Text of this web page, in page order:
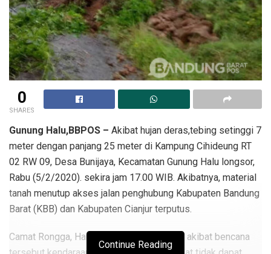
0
SHARES
Gunung Halu,BBPOS – Akibat hujan deras,tebing setinggi 7
meter dengan panjang 25 meter di Kampung Cihideung RT
02 RW 09, Desa Bunijaya, Kecamatan Gunung Halu longsor,
Rabu (5/2/2020). sekira jam 17.00 WIB. Akibatnya, material
tanah menutup akses jalan penghubung Kabupaten Bandung
Barat (KBB) dan Kabupaten Cianjur terputus.
Camat Rongga, Hari Mustika menjelaskan, akibat bencana
Continue Reading